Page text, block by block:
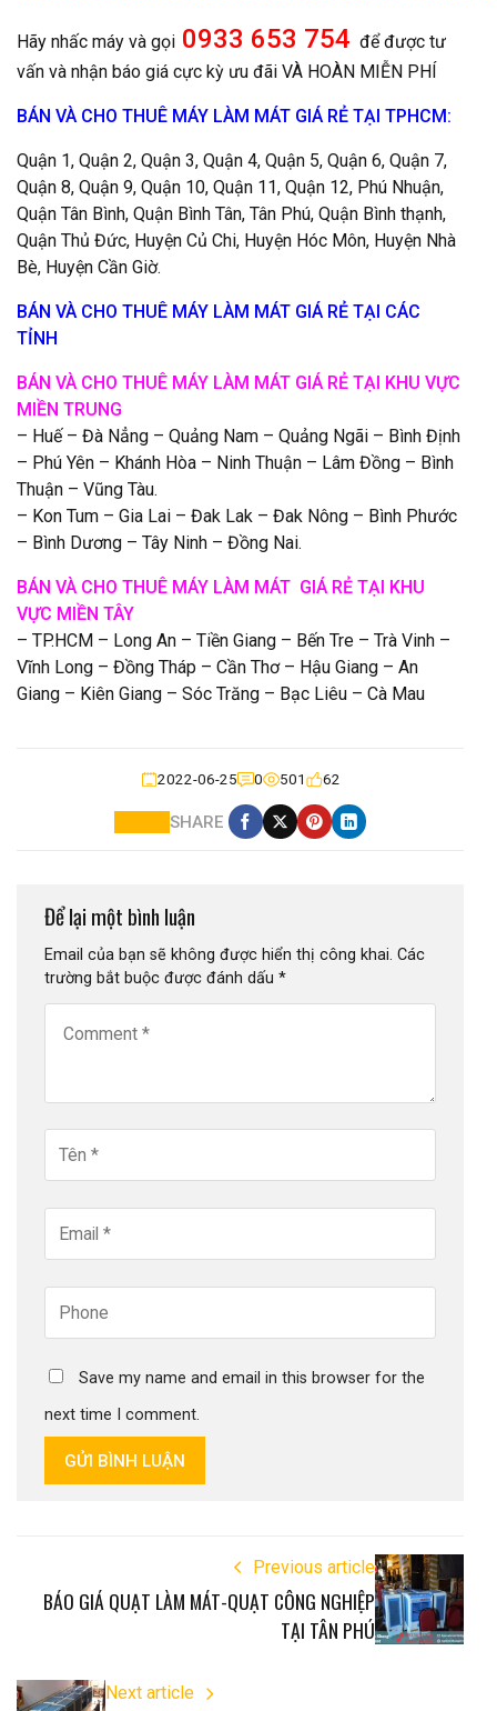
Hãy nhấc máy và gọi 0933 653 754 để được tư
vấn và nhận báo giá cực kỳ ưu đãi VÀ HOÀN MIỄN PHÍ
BÁN VÀ CHO THUÊ MÁY LÀM MÁT GIÁ RẺ TẠI TPHCM:
Quận 1, Quận 2, Quận 3, Quận 4, Quận 5, Quận 6, Quận 7,
Quận 8, Quận 9, Quận 10, Quận 11, Quận 12, Phú Nhuận,
Quận Tân Bình, Quận Bình Tân, Tân Phú, Quận Bình thạnh,
Quận Thủ Đức, Huyện Củ Chi, Huyện Hóc Môn, Huyện Nhà
Bè, Huyện Cần Giờ.
BÁN VÀ CHO THUÊ MÁY LÀM MÁT GIÁ RẺ TẠI CÁC
TỈNH
BÁN VÀ CHO THUÊ MÁY LÀM MÁT GIÁ RẺ TẠI KHU VỰC
MIỀN TRUNG
– Huế – Đà Nẳng – Quảng Nam – Quảng Ngãi – Bình Định
– Phú Yên – Khánh Hòa – Ninh Thuận – Lâm Đồng – Bình
Thuận – Vũng Tàu.
– Kon Tum – Gia Lai – Đak Lak – Đak Nông – Bình Phước
– Bình Dương – Tây Ninh – Đồng Nai.
BÁN VÀ CHO THUÊ MÁY LÀM MÁT GIÁ RẺ TẠI KHU
VỰC MIỀN TÂY
– TP.HCM – Long An – Tiền Giang – Bến Tre – Trà Vinh –
Vĩnh Long – Đồng Tháp – Cần Thơ – Hậu Giang – An
Giang – Kiên Giang – Sóc Trăng – Bạc Liêu – Cà Mau
2022-06-25 0 501 62
SHARE
Để lại một bình luận
Email của bạn sẽ không được hiển thị công khai. Các
trường bắt buộc được đánh dấu *
Save my name and email in this browser for the
next time I comment.
GỬI BÌNH LUẬN
Previous article
BÁO GIÁ QUẠT LÀM MÁT-QUẠT CÔNG NGHIỆP
TẠI TÂN PHÚ
Next article